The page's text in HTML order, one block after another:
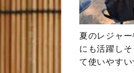
夏のレジャー
にも活躍しそ
て使いやすい